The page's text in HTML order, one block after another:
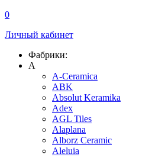
0
Личный кабинет
Фабрики:
A
A-Ceramica
ABK
Absolut Keramika
Adex
AGL Tiles
Alaplana
Alborz Ceramic
Aleluia